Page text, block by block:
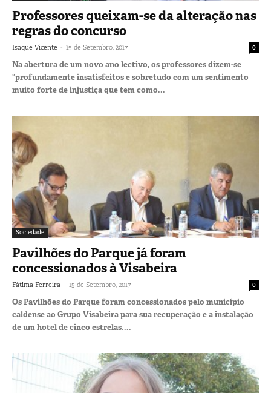
Professores queixam-se da alteração nas
regras do concurso
Isaque Vicente - 15 de Setembro, 2017 0
Na abertura de um novo ano lectivo, os professores dizem-se
“profundamente insatisfeitos e sobretudo com um sentimento
muito forte de injustiça que tem como...
Sociedade
Pavilhões do Parque já foram
concessionados à Visabeira
Fátima Ferreira - 15 de Setembro, 2017 0
Os Pavilhões do Parque foram concessionados pelo município
caldense ao Grupo Visabeira para sua recuperação e a instalação
de um hotel de cinco estrelas....